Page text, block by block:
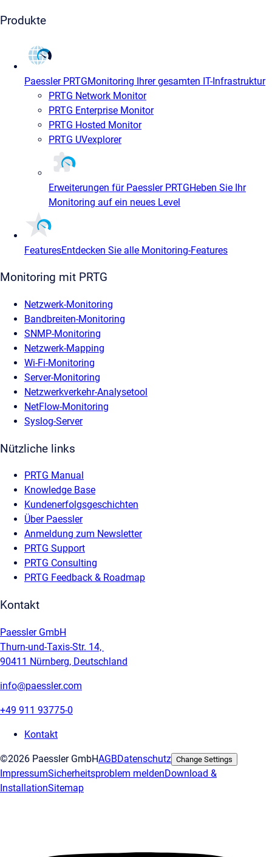
Produkte
Paessler PRTGMonitoring Ihrer gesamten IT-Infrastruktur
PRTG Network Monitor
PRTG Enterprise Monitor
PRTG Hosted Monitor
PRTG UVexplorer
Erweiterungen für Paessler PRTGHeben Sie Ihr
Monitoring auf ein neues Level
FeaturesEntdecken Sie alle Monitoring-Features
Monitoring mit PRTG
Netzwerk-Monitoring
Bandbreiten-Monitoring
SNMP-Monitoring
Netzwerk-Mapping
Wi-Fi-Monitoring
Server-Monitoring
Netzwerkverkehr-Analysetool
NetFlow-Monitoring
Syslog-Server
Nützliche links
PRTG Manual
Knowledge Base
Kundenerfolgsgeschichten
Über Paessler
Anmeldung zum Newsletter
PRTG Support
PRTG Consulting
PRTG Feedback & Roadmap
Kontakt
Paessler GmbH
Thurn-und-Taxis-Str. 14,
90411 Nürnberg, Deutschland
info@paessler.com
+49 911 93775-0
Kontakt
©2026 Paessler GmbHAGBDatenschutz Change Settings
ImpressumSicherheitsproblem meldenDownload &
InstallationSitemap